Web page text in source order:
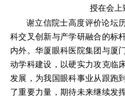
授在会上
谢立信院士高度评价论坛
科交叉创新与产学研融合的标
内外。华厦眼科医院集团与厦
动学科建设，以硬实力攻克临
发展，为我国眼科事业从跟跑
了重要力量，期待未来继续发